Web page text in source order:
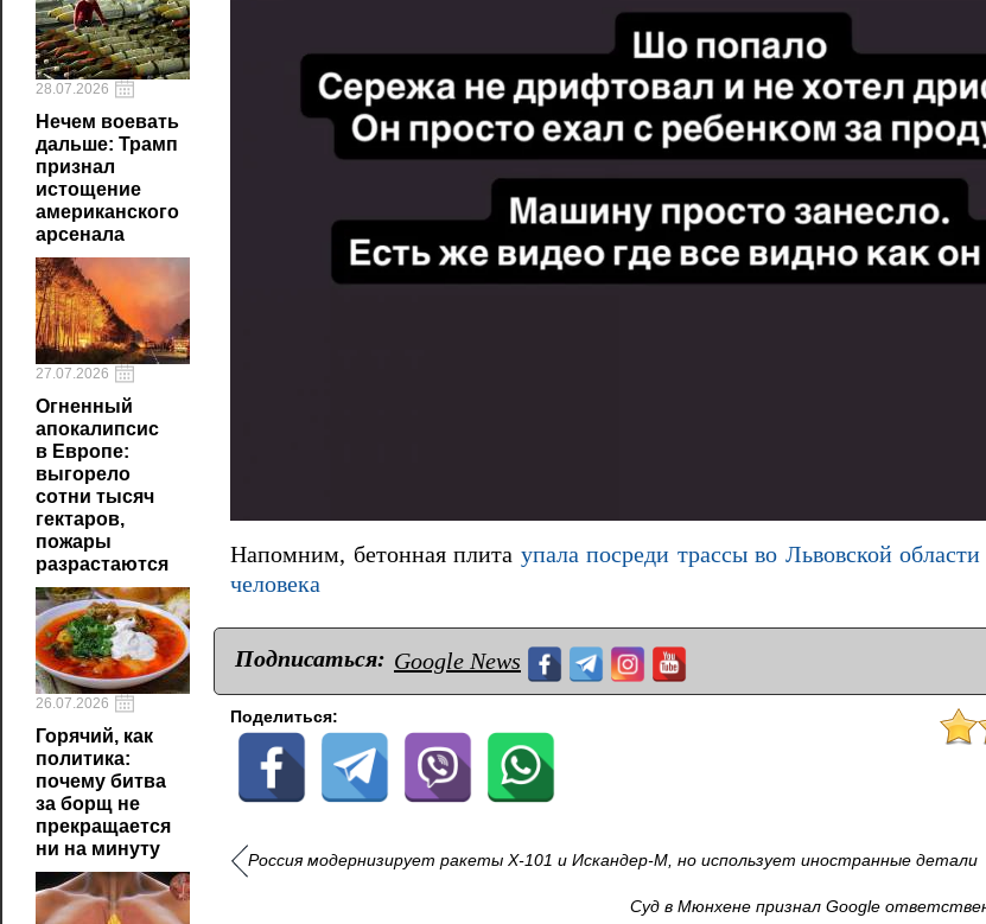
28.07.2026
Нечем воевать
дальше: Трамп
признал
истощение
американского
арсенала
27.07.2026
Огненный
апокалипсис
в Европе:
выгорело
сотни тысяч
гектаров,
пожары
разрастаются
26.07.2026
Горячий, как
политика:
почему битва
за борщ не
прекращается
ни на минуту
Напомним, бетонная плита упала посреди трассы во Львовской
человека
Подписаться: Google News
Поделиться:
Россия модернизирует ракеты Х-101 и Искандер-М, но использует иностранные детали
Суд в Мюнхене признал Google